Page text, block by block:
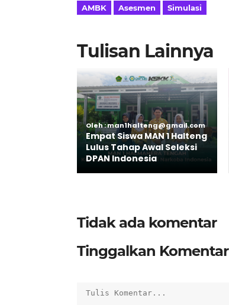
AMBK Asesmen Simulasi
Tulisan Lainnya
Oleh : man1halteng@gmail.com
Empat Siswa MAN 1 Halteng
Lulus Tahap Awal Seleksi
DPAN Indonesia
Tidak ada komentar
Tinggalkan Komentar